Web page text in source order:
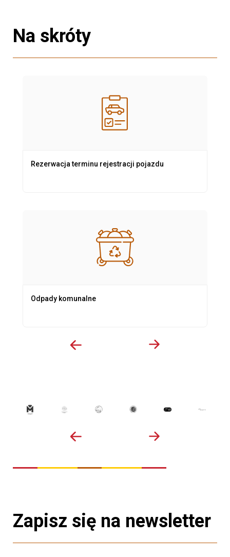
Na skróty
Rezerwacja terminu rejestracji pojazdu
Odpady komunalne
Zapisz się na newsletter